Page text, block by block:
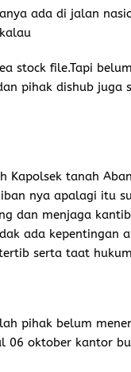
ada di jalan
stock file.Tapi
pihak dishub juga
Kapolsek tanah
nya apalagi itu
dan menjaga
ada kepentingan
serta taat
pihak belum
06 oktober kantor